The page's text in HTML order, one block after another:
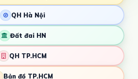
QH Hà Nội
Đất đai HN
QH TP.HCM
Bản đồ TP.HCM